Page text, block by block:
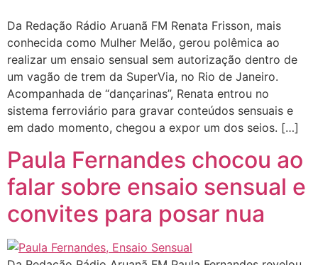
Da Redação Rádio Aruanã FM Renata Frisson, mais
conhecida como Mulher Melão, gerou polêmica ao
realizar um ensaio sensual sem autorização dentro de
um vagão de trem da SuperVia, no Rio de Janeiro.
Acompanhada de “dançarinas”, Renata entrou no
sistema ferroviário para gravar conteúdos sensuais e
em dado momento, chegou a expor um dos seios. […]
Paula Fernandes chocou ao
falar sobre ensaio sensual e
convites para posar nua